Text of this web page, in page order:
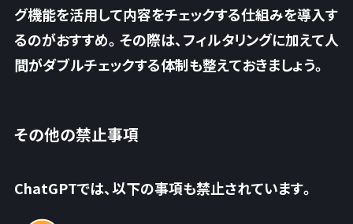
グ機能を活用して内容をチェックする仕組みを導入す
るのがおすすめ。その際は、フィルタリングに加えて人
間がダブルチェックする体制も整えておきましょう。
その他の禁止事項
ChatGPTでは、以下の事項も禁止されています。